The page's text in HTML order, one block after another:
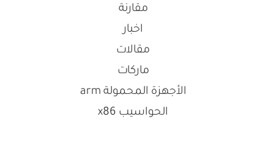
مقارنة
اخبار
مقالات
ماركات
الأجهزة المحمولة arm
الحواسيب x86